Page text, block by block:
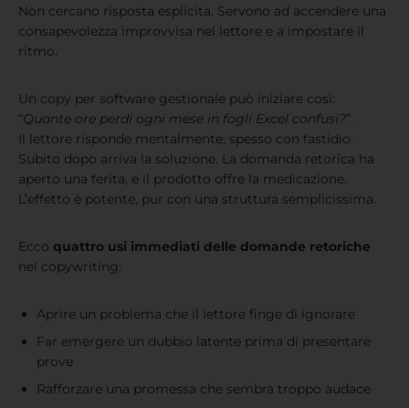
Non cercano risposta esplicita. Servono ad accendere una
consapevolezza improvvisa nel lettore e a impostare il
ritmo.
Un copy per software gestionale può iniziare così:
“Quante ore perdi ogni mese in fogli Excel confusi?”.
Il lettore risponde mentalmente, spesso con fastidio.
Subito dopo arriva la soluzione. La domanda retorica ha
aperto una ferita, e il prodotto offre la medicazione.
L’effetto è potente, pur con una struttura semplicissima.
Ecco quattro usi immediati delle domande retoriche
nel copywriting:
Aprire un problema che il lettore finge di ignorare
Far emergere un dubbio latente prima di presentare
prove
Rafforzare una promessa che sembra troppo audace